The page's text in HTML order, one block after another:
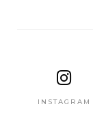
INSTAGRAM